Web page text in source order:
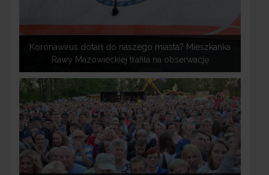
Koronawirus dotarł do naszego miasta? Mieszkanka
Rawy Mazowieckiej trafiła na obserwację